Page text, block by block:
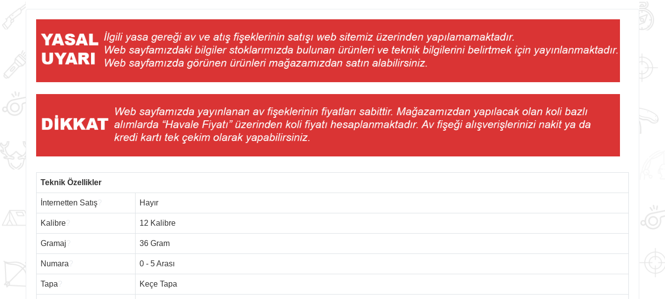
Teknik Özellikler
İnternetten Satış Hayır
Kalibre 12 Kalibre
Gramaj 36 Gram
Numara 0 - 5 Arası
Tapa Keçe Tapa